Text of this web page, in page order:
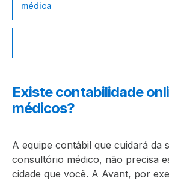
médica
Existe contabilidade
médicos?
A equipe contábil que cuidará da
consultório médico, não precisa
cidade que você. A Avant, por